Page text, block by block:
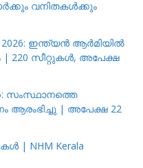
വനിതകൾക്കും
2026: ഇന്ത്യൻ ആർമിയിൽ
സീറ്റുകൾ, അപേക്ഷ
സംസ്ഥാനത്തെ
ആരംഭിച്ചു | അപേക്ഷ 22
| NHM Kerala